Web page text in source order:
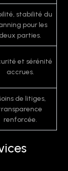
stabilité du
pour les
deux parties.
et sérénité
accrues.
de litiges,
renforcée.